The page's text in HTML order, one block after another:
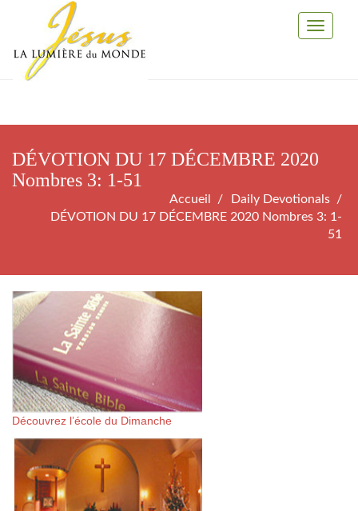
Toggle
DÉVOTION DU 17 DÉCEMBRE 2020
Nombres 3: 1-51
Accueil
Daily Devotionals
DÉVOTION DU 17 DÉCEMBRE 2020 Nombres 3: 1-
51
Découvrez l’école du Dimanche